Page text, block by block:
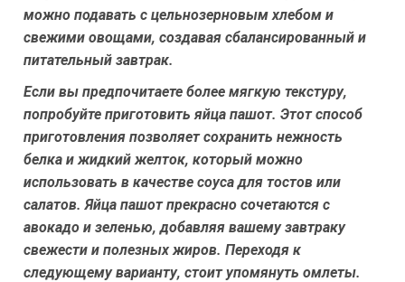
можно подавать с цельнозерновым хлебом и
свежими овощами, создавая сбалансированный и
питательный завтрак.
Если вы предпочитаете более мягкую текстуру,
попробуйте приготовить яйца пашот. Этот способ
приготовления позволяет сохранить нежность
белка и жидкий желток, который можно
использовать в качестве соуса для тостов или
салатов. Яйца пашот прекрасно сочетаются с
авокадо и зеленью, добавляя вашему завтраку
свежести и полезных жиров. Переходя к
следующему варианту, стоит упомянуть омлеты.